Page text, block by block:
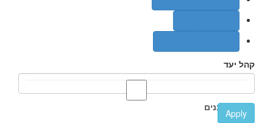
קהל יעד
אבות ובנים
Apply